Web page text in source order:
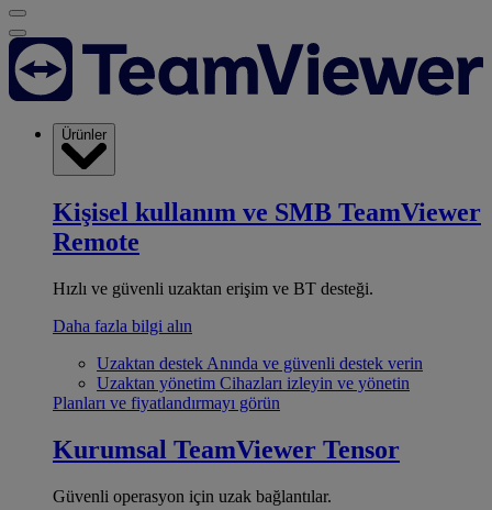
Ürünler
Kişisel kullanım ve SMB TeamViewer
Remote
Hızlı ve güvenli uzaktan erişim ve BT desteği.
Daha fazla bilgi alın
Uzaktan destek Anında ve güvenli destek verin
Uzaktan yönetim Cihazları izleyin ve yönetin
Planları ve fiyatlandırmayı görün
Kurumsal TeamViewer Tensor
Güvenli operasyon için uzak bağlantılar.